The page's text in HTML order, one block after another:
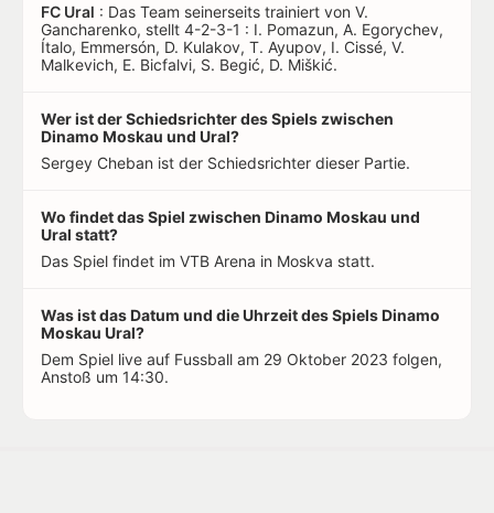
FC Ural : Das Team seinerseits trainiert von V.
Gancharenko, stellt 4-2-3-1 : I. Pomazun, A. Egorychev,
Ítalo, Emmersón, D. Kulakov, T. Ayupov, I. Cissé, V.
Malkevich, E. Bicfalvi, S. Begić, D. Miškić.
Wer ist der Schiedsrichter des Spiels zwischen
Dinamo Moskau und Ural?
Sergey Cheban ist der Schiedsrichter dieser Partie.
Wo findet das Spiel zwischen Dinamo Moskau und
Ural statt?
Das Spiel findet im VTB Arena in Moskva statt.
Was ist das Datum und die Uhrzeit des Spiels Dinamo
Moskau Ural?
Dem Spiel live auf Fussball am 29 Oktober 2023 folgen,
Anstoß um 14:30.